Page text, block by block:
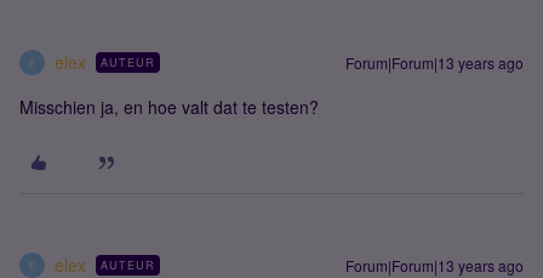
E elex AUTEUR Forum|Forum|13 years ago
Misschien ja, en hoe valt dat te testen?
E elex AUTEUR Forum|Forum|13 years ago